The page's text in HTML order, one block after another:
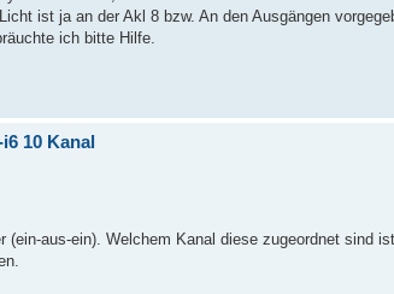
ist ja an der Akl 8 bzw. An den Ausgängen
ich bitte Hilfe.
10 Kanal
aus-ein). Welchem Kanal diese zugeordnet sind